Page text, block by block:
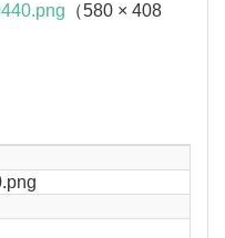
（580 × 408